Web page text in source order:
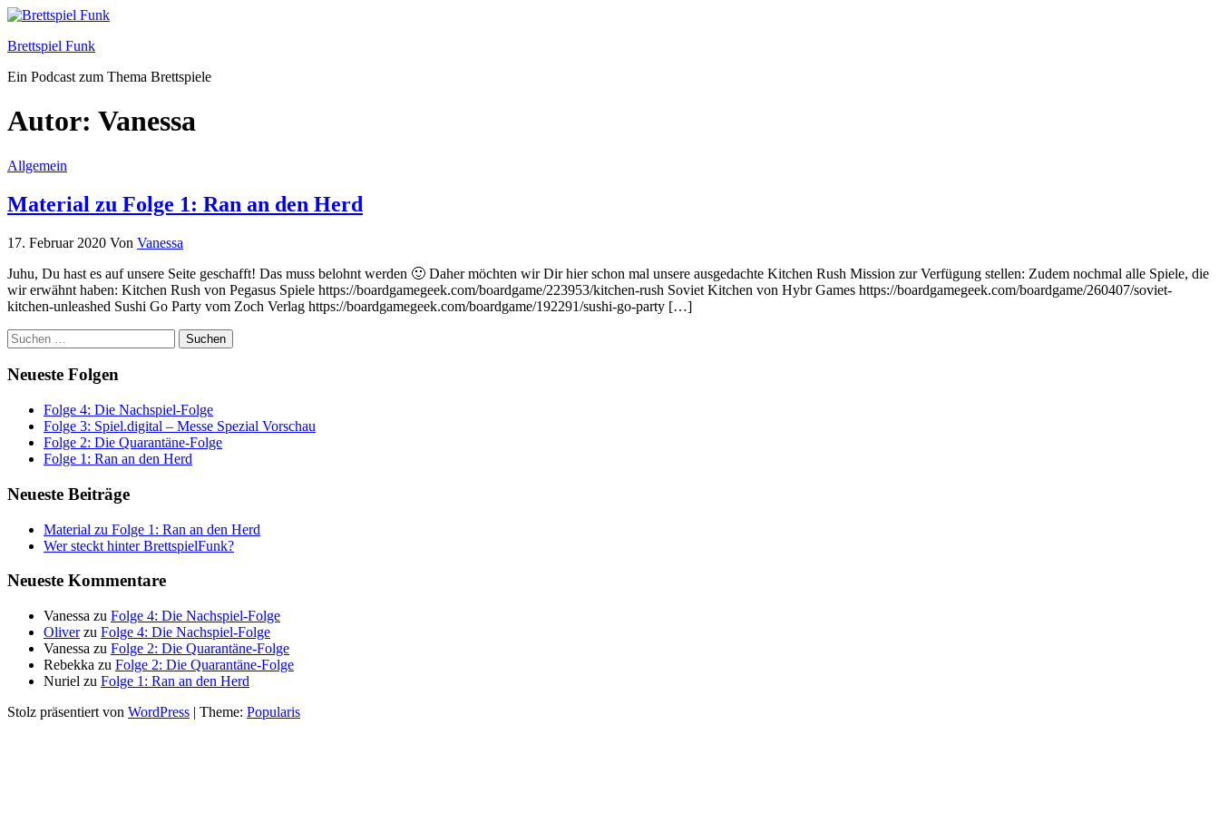
Zum
springen
Brettspiel Funk
Ein Podcast zum Thema Brettspiele
Autor: Vanessa
Allgemein
Material zu Folge 1: Ran an den Herd
17. Februar 2020 Von Vanessa
Juhu, Du hast es auf unsere Seite geschafft! Das muss belohnt werden 🙂 Daher möchten wir Dir hier schon mal unsere ausgedachte Kitchen Rush Mission zur Verfügung stellen: Zudem nochmal alle Spiele, die
wir erwähnt haben: Kitchen Rush von Pegasus Spiele https://boardgamegeek.com/boardgame/223953/kitchen-rush Soviet Kitchen von Hybr Games https://boardgamegeek.com/boardgame/260407/soviet-
kitchen-unleashed Sushi Go Party vom Zoch Verlag https://boardgamegeek.com/boardgame/192291/sushi-go-party […]
Suchen
nach:
Neueste Folgen
Folge 4: Die Nachspiel-Folge
Folge 3: Spiel.digital – Messe Spezial Vorschau
Folge 2: Die Quarantäne-Folge
Folge 1: Ran an den Herd
Neueste Beiträge
Material zu Folge 1: Ran an den Herd
Wer steckt hinter BrettspielFunk?
Neueste Kommentare
Vanessa zu Folge 4: Die Nachspiel-Folge
Oliverzu Folge 4: Die Nachspiel-Folge
Vanessa zu Folge 2: Die Quarantäne-Folge
Rebekka zu Folge 2: Die Quarantäne-Folge
Nuriel zu Folge 1: Ran an den Herd
Stolz präsentiert von WordPress | Theme: Popularis